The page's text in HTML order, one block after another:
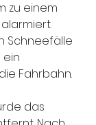
zu einem
Schneefälle
Fahrbahn.
das